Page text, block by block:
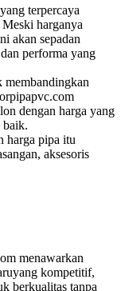
terpercaya
harganya
akan sepadan
performa yang
membandingkan
dengan harga yang
baik.
harga pipa itu
aksesoris
menawarkan
kompetitif,
berkualitas tanpa